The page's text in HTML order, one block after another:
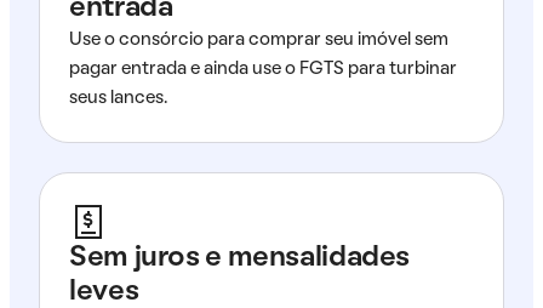
entrada
Use o consórcio para comprar seu imóvel sem
pagar entrada e ainda use o FGTS para turbinar
seus lances.
Sem juros e mensalidades
leves